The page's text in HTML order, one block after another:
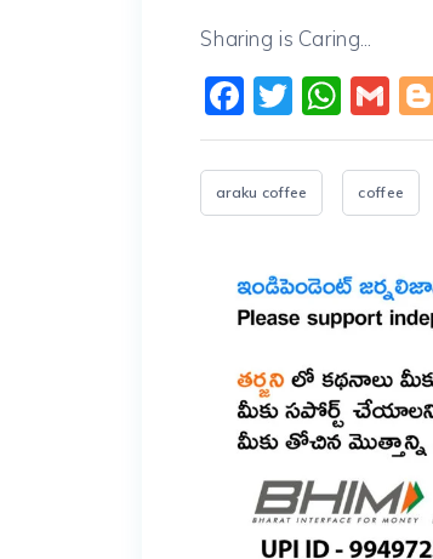
Sharing is Caring...
Facebook
Twitter
araku coffee coffee